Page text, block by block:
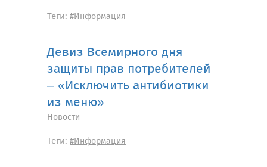
Теги: #Информация
Девиз Всемирного дня
защиты прав потребителей
– «Исключить антибиотики
из меню»
Новости
Теги: #Информация